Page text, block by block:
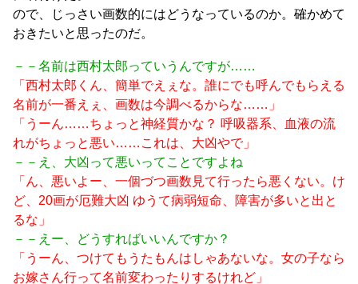
ので、じっさい画数的にはどうなっているのか。確かめて
おきたいと思ったのだ。
－－名前は西村太郎っていうんですが……
「西村太郎くん、簡単でえぇな。誰にでも呼んでもらえる
名前が一番えぇ、画数は今調べるからな……」
「うーん……ちょっと神経質かな？ 呼吸器系、血液の流
れがちょっと悪い……これは、大凶やで」
－－え、大凶って悪いってことですよね
「ん、悪いよー、一個づつ画数見て行ったら悪くない。け
ど、20画が厄難大凶 ゆうて病弱短命、障害が多いと出と
るな」
－－えー、どうすればいいんですか？
「うーん、つけてもうたもんはしゃあないな。女の子なら
お嫁さん行って名前変わったりするけれど」